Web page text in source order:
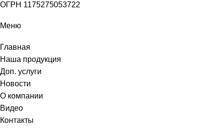
ОГРН 1175275053722
Меню
Главная
Наша продукция
Доп. услуги
Новости
О компании
Видео
Контакты